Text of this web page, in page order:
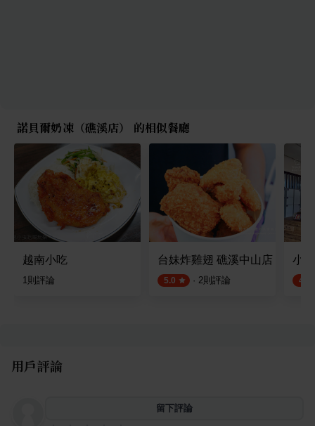
諾貝爾奶凍（礁溪店） 的相似餐廳
越南小吃
1則評論
台妹炸雞翅 礁溪中山店
5.0 · 2則評論
小
4.5
用戶評論
留下評論